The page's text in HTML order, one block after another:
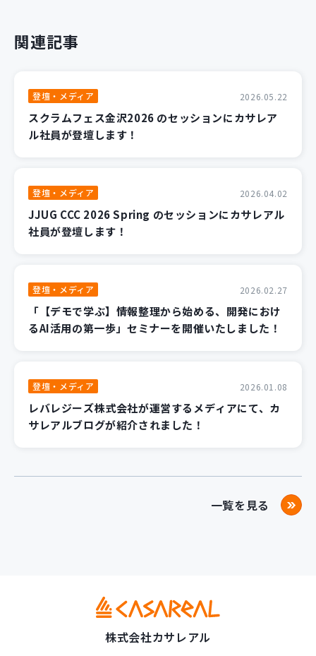
関連記事
登壇・メディア 2026.05.22
スクラムフェス金沢2026 のセッションにカサレア
ル社員が登壇します！
登壇・メディア 2026.04.02
JJUG CCC 2026 Spring のセッションにカサレアル
社員が登壇します！
登壇・メディア 2026.02.27
「【デモで学ぶ】情報整理から始める、開発におけ
るAI活用の第一歩」セミナーを開催いたしました！
登壇・メディア 2026.01.08
レバレジーズ株式会社が運営するメディアにて、カ
サレアルブログが紹介されました！
一覧を見る
株式会社カサレアル